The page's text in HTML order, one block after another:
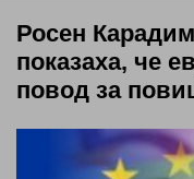
Росен
показаха, че
повод за